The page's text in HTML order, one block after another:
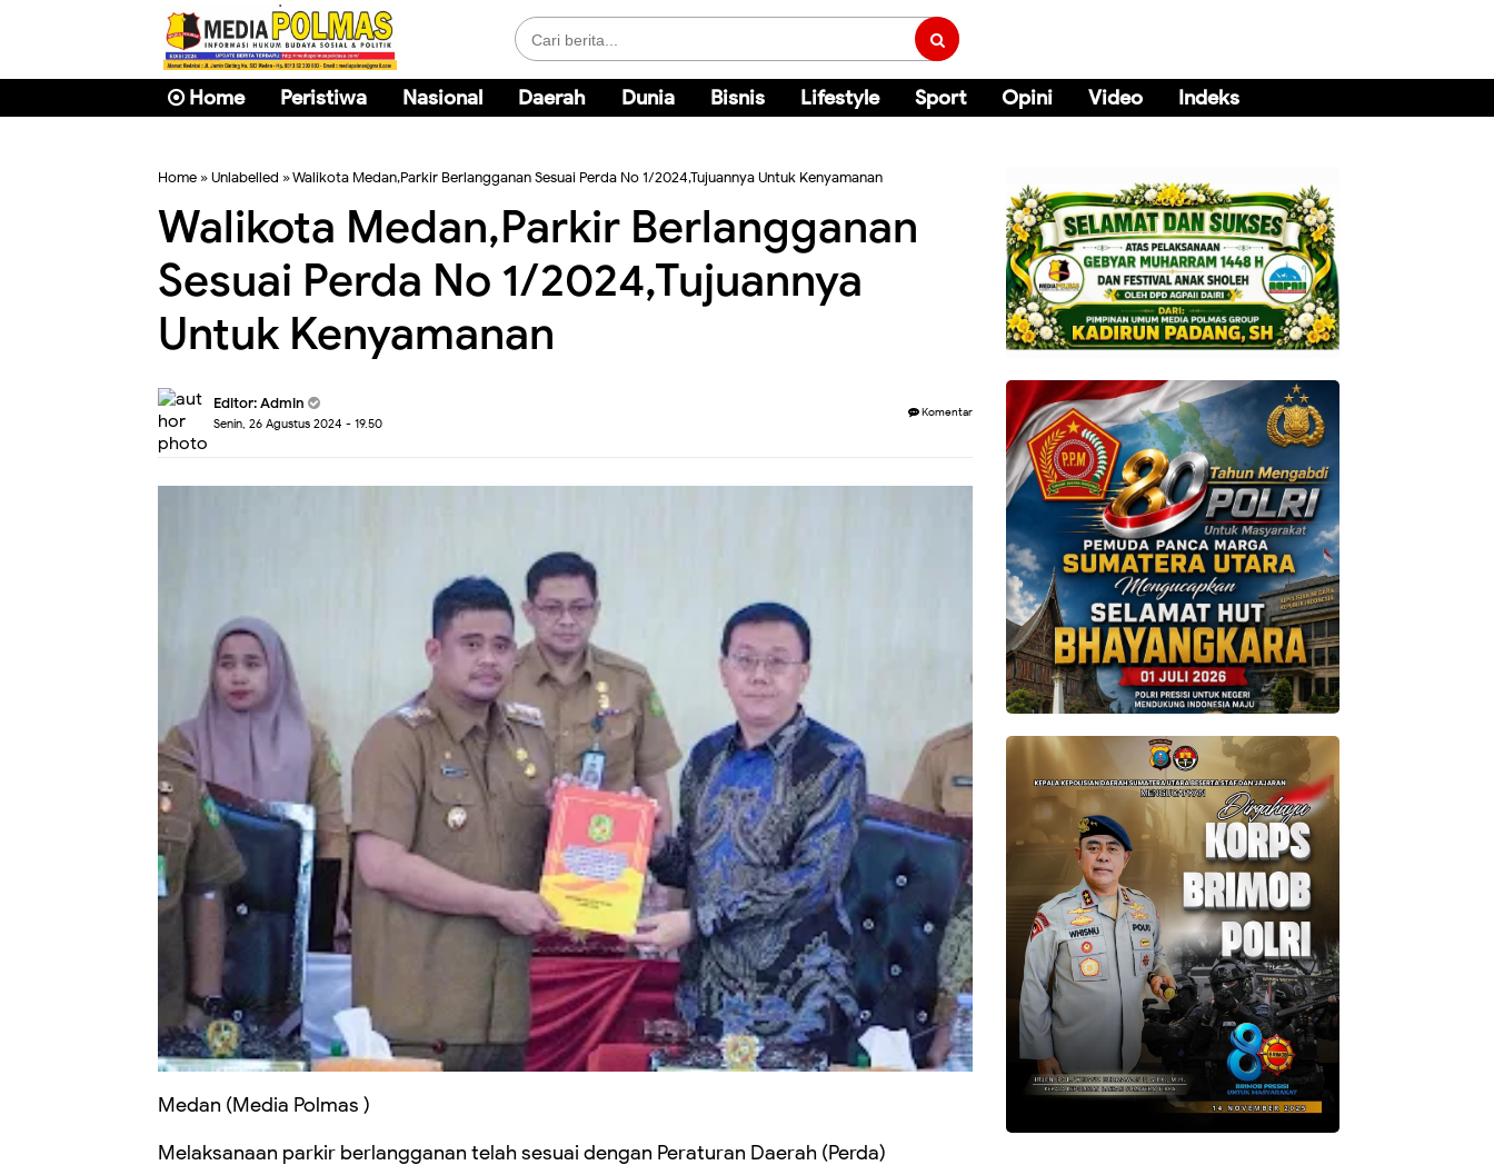
Home Peristiwa Nasional Daerah Dunia Bisnis Lifestyle Sport Opini Video Indeks
Home » Unlabelled » Walikota Medan,Parkir Berlangganan Sesuai Perda No 1/2024,Tujuannya Untuk Kenyamanan
Walikota Medan,Parkir Berlangganan
Sesuai Perda No 1/2024,Tujuannya
Untuk Kenyamanan
Editor: Admin
Senin, 26 Agustus 2024 - 19.50
Komentar
Medan (Media Polmas )
Melaksanaan parkir berlangganan telah sesuai dengan Peraturan Daerah (Perda)